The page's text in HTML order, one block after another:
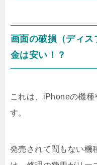
画面の破損（ディ
金は安い！？
これは、iPhoneの機種
す。
発売されて間もない機